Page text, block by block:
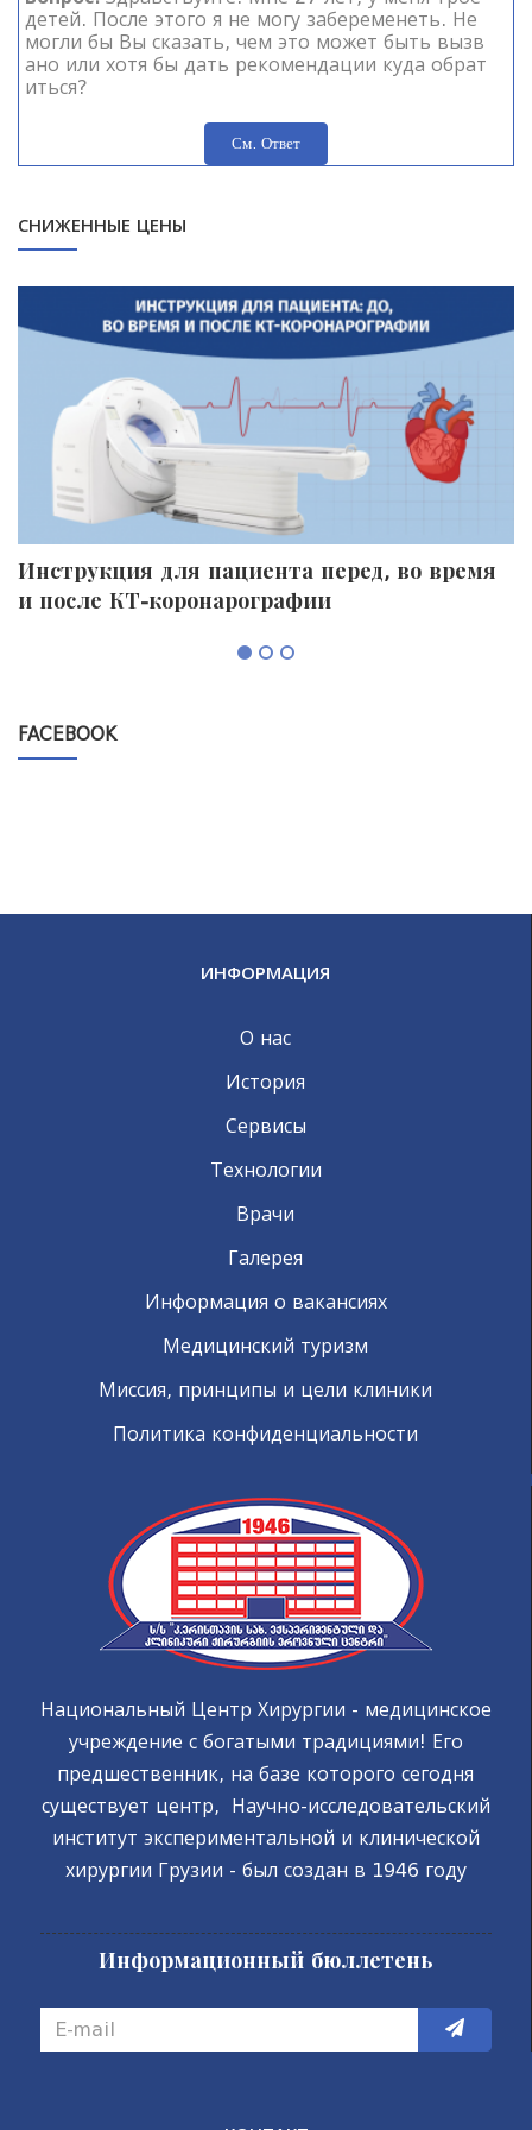
кончу лечение, надо ли продолжить лечение на
значенное венерологом моего мужа? Не являет
ся ли опасным для здоровья прием так много м
едикаментов за такой короткий промежуток в
и у меня не будет никаких жалоб, все равно над
о будет начать лечение назначенное венеролог
детей. После этого я не могу забеременеть. Не
могли бы Вы сказать, чем это может быть вызв
ано или хотя бы дать рекомендации куда обрат
иться?
См. Ответ
СНИЖЕННЫЕ ЦЕНЫ
Инструкция для пациента перед, во время
и после КТ-коронарографии
FACEBOOK
ИНФОРМАЦИЯ
О нас
История
Сервисы
Технологии
Врачи
Галерея
Информация о вакансиях
Медицинский туризм
Миссия, принципы и цели клиники
Политика конфиденциальности
Национальный Центр Хирургии - медицинское
учреждение с богатыми традициями! Его
предшественник, на базе которого сегодня
существует центр, Научно-исследовательский
институт экспериментальной и клинической
хирургии Грузии - был создан в 1946 году
Информационный бюллетень